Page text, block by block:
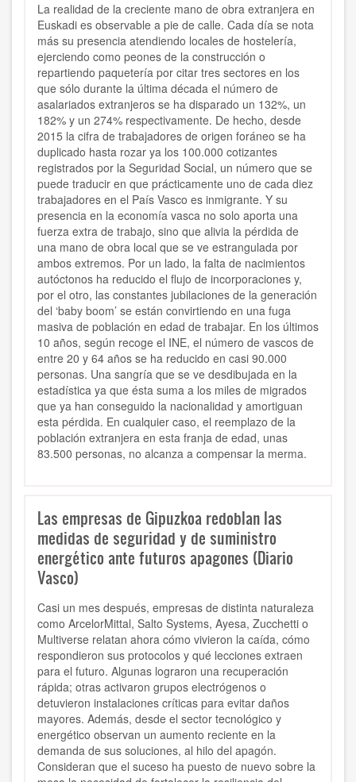
La realidad de la creciente mano de obra extranjera en
Euskadi es observable a pie de calle. Cada día se nota
más su presencia atendiendo locales de hostelería,
ejerciendo como peones de la construcción o
repartiendo paquetería por citar tres sectores en los
que sólo durante la última década el número de
asalariados extranjeros se ha disparado un 132%, un
182% y un 274% respectivamente. De hecho, desde
2015 la cifra de trabajadores de origen foráneo se ha
duplicado hasta rozar ya los 100.000 cotizantes
registrados por la Seguridad Social, un número que se
puede traducir en que prácticamente uno de cada diez
trabajadores en el País Vasco es inmigrante. Y su
presencia en la economía vasca no solo aporta una
fuerza extra de trabajo, sino que alivia la pérdida de
una mano de obra local que se ve estrangulada por
ambos extremos. Por un lado, la falta de nacimientos
autóctonos ha reducido el flujo de incorporaciones y,
por el otro, las constantes jubilaciones de la generación
del ‘baby boom’ se están convirtiendo en una fuga
masiva de población en edad de trabajar. En los últimos
10 años, según recoge el INE, el número de vascos de
entre 20 y 64 años se ha reducido en casi 90.000
personas. Una sangría que se ve desdibujada en la
estadística ya que ésta suma a los miles de migrados
que ya han conseguido la nacionalidad y amortiguan
esta pérdida. En cualquier caso, el reemplazo de la
población extranjera en esta franja de edad, unas
83.500 personas, no alcanza a compensar la merma.
Las empresas de Gipuzkoa redoblan las
medidas de seguridad y de suministro
energético ante futuros apagones (Diario
Vasco)
Casi un mes después, empresas de distinta naturaleza
como ArcelorMittal, Salto Systems, Ayesa, Zucchetti o
Multiverse relatan ahora cómo vivieron la caída, cómo
respondieron sus protocolos y qué lecciones extraen
para el futuro. Algunas lograron una recuperación
rápida; otras activaron grupos electrógenos o
detuvieron instalaciones críticas para evitar daños
mayores. Además, desde el sector tecnológico y
energético observan un aumento reciente en la
demanda de sus soluciones, al hilo del apagón.
Consideran que el suceso ha puesto de nuevo sobre la